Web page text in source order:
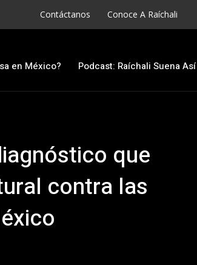
Contáctanos Conoce A Raíchali
en México? Podcast: Raíchali Suena Así
que
contra las